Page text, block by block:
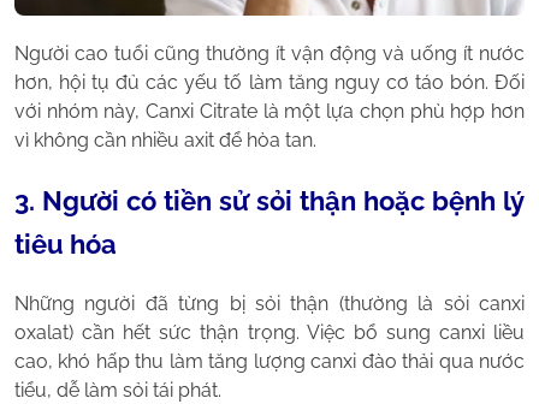
Người cao tuổi cũng thường ít vận động và uống ít nước
hơn, hội tụ đủ các yếu tố làm tăng nguy cơ táo bón. Đối
với nhóm này, Canxi Citrate là một lựa chọn phù hợp hơn
vì không cần nhiều axit để hòa tan.
3. Người có tiền sử sỏi thận hoặc bệnh lý
tiêu hóa
Những người đã từng bị sỏi thận (thường là sỏi canxi
oxalat) cần hết sức thận trọng. Việc bổ sung canxi liều
cao, khó hấp thu làm tăng lượng canxi đào thải qua nước
tiểu, dễ làm sỏi tái phát.